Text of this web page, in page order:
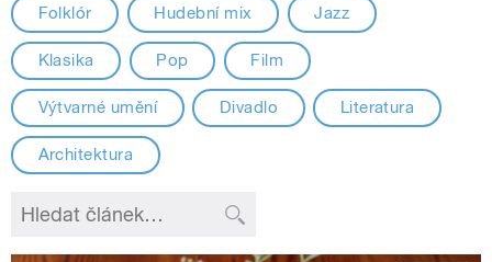
Folklór Hudební mix Jazz
Klasika Pop Film
Výtvarné umění Divadlo Literatura
Architektura